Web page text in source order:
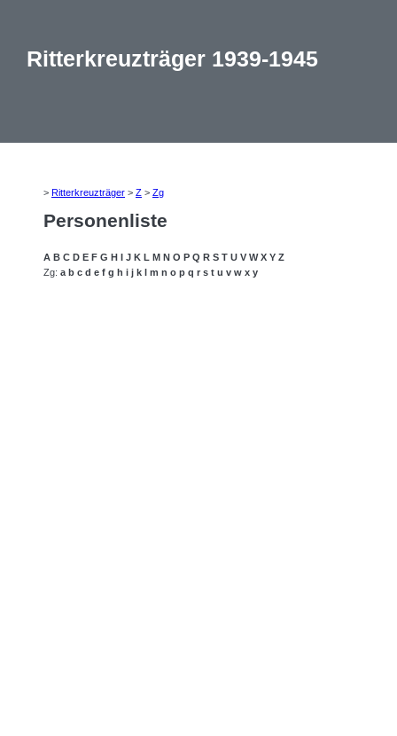
Ritterkreuzträger 1939-1945
> Ritterkreuzträger > Z > Zg
Personenliste
A B C D E F G H I J K L M N O P Q R S T U V W X Y Z
Zg: a b c d e f g h i j k l m n o p q r s t u v w x y